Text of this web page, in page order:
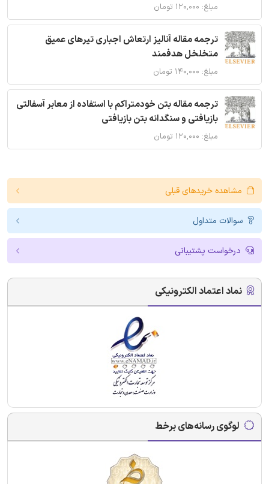
مبلغ: ۱۲۰,۰۰۰ تومان
ترجمه مقاله آنالیز ارتعاش اجباری تیرهای عمیق
متخلخل هدفمند
مبلغ: ۱۴۰,۰۰۰ تومان
ترجمه مقاله بتن خودمتراکم با استفاده از معابر آسفالتی
بازیافتی و سنگدانه بتن بازیافتی
مبلغ: ۱۲۰,۰۰۰ تومان
مشاهده خریدهای قبلی
سوالات متداول
درخواست پشتیبانی
نماد اعتماد الکترونیکی
لوگوی رسانه‌های برخط